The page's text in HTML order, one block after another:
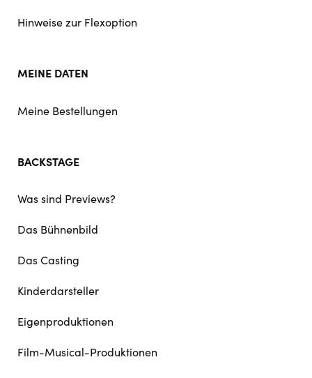
Hinweise zur Flexoption
MEINE DATEN
Meine Bestellungen
BACKSTAGE
Was sind Previews?
Das Bühnenbild
Das Casting
Kinderdarsteller
Eigenproduktionen
Film-Musical-Produktionen